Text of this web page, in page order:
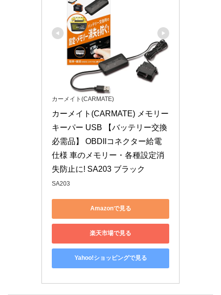
カーメイト(CARMATE)
カーメイト(CARMATE) メモリー
キーパー USB 【バッテリー交換
必需品】 OBDIIコネクター給電
仕様 車のメモリー・各種設定消
失防止に! SA203 ブラック
SA203
Amazonで見る
楽天市場で見る
Yahoo!ショッピングで見る